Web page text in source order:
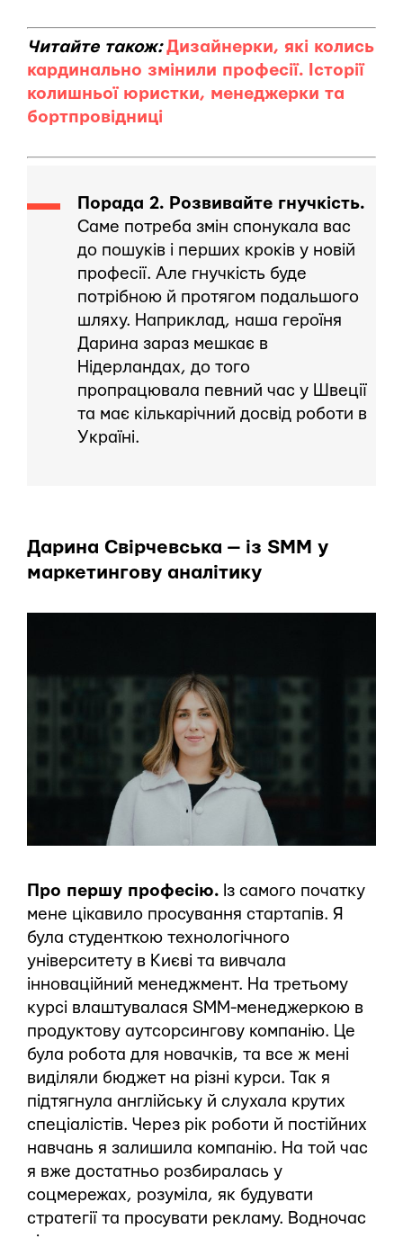
Читайте також: Дизайнерки, які колись
кардинально змінили професії. Історії
колишньої юристки, менеджерки та
бортпровідниці
Порада 2. Розвивайте гнучкість.
Саме потреба змін спонукала вас
до пошуків і перших кроків у новій
професії. Але гнучкість буде
потрібною й протягом подальшого
шляху. Наприклад, наша героїня
Дарина зараз мешкає в
Нідерландах, до того
пропрацювала певний час у Швеції
та має кількарічний досвід роботи в
Україні.
Дарина Свірчевська — із SMM у
маркетингову аналітику
Про першу професію. Із самого початку
мене цікавило просування стартапів. Я
була студенткою технологічного
університету в Києві та вивчала
інноваційний менеджмент. На третьому
курсі влаштувалася SMM-менеджеркою в
продуктову аутсорсингову компанію. Це
була робота для новачків, та все ж мені
виділяли бюджет на різні курси. Так я
підтягнула англійську й слухала крутих
спеціалістів. Через рік роботи й постійних
навчань я залишила компанію. На той час
я вже достатньо розбиралась у
соцмережах, розуміла, як будувати
стратегії та просувати рекламу. Водночас